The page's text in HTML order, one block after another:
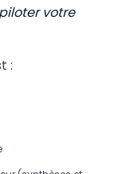
votre
: